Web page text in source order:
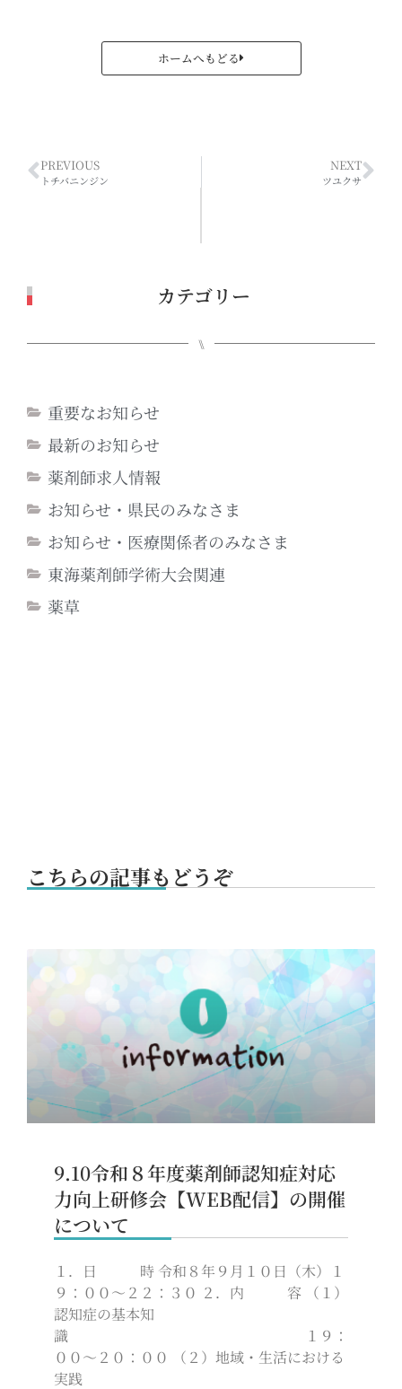
ホームへもどる
PREVIOUS
トチバニンジン
NEXT
ツユクサ
カテゴリー
⑊
重要なお知らせ
最新のお知らせ
薬剤師求人情報
お知らせ・県民のみなさま
お知らせ・医療関係者のみなさま
東海薬剤師学術大会関連
薬草
こちらの記事もどうぞ
9.10令和８年度薬剤師認知症対応
力向上研修会【WEB配信】の開催
について
１．日 時 令和８年９月１０日（木）１
９：００～２２：３０ ２．内 容 （１）
認知症の基本知
識 １９：
００～２０：００ （２）地域・生活における
実践